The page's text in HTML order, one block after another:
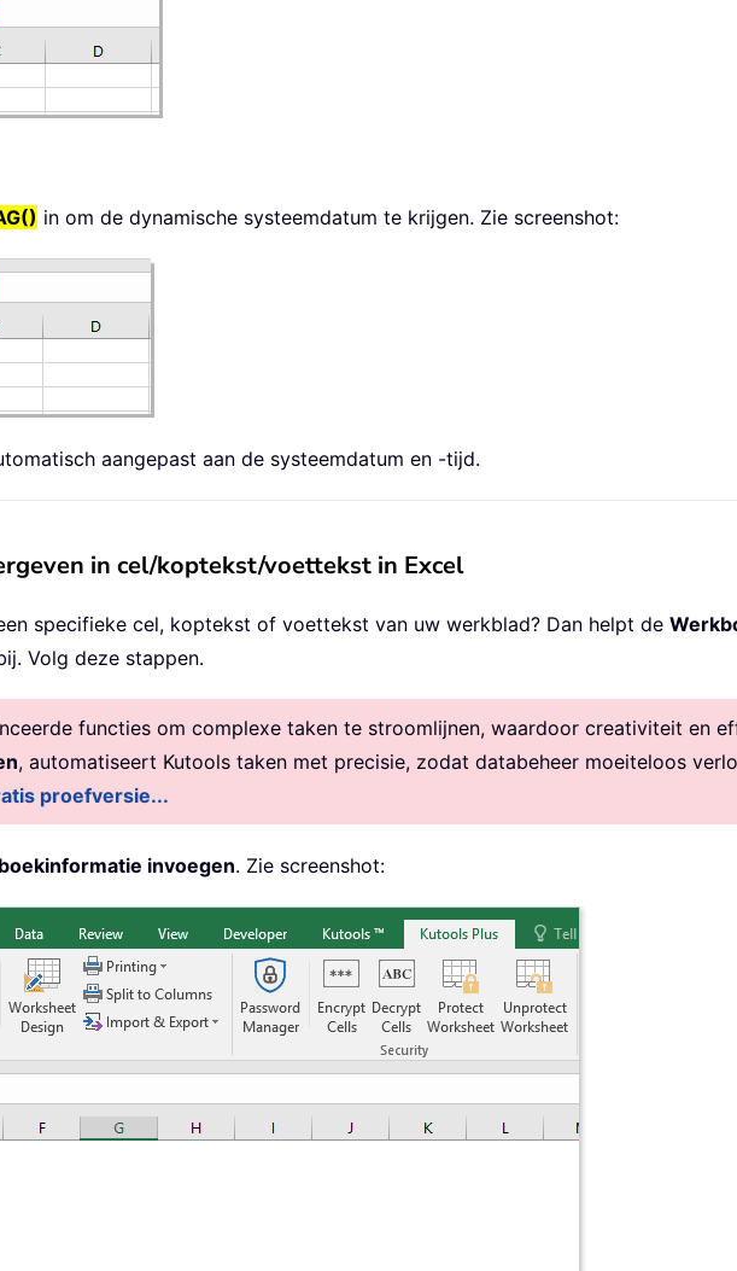
in om de dynamische systeemdatum te krijgen. Zie screenshot:
aangepast aan de systeemdatum en -tijd.
in cel/koptekst/voettekst in Excel
specifieke cel, koptekst of voettekst van uw werkblad? Dan helpt de
Volg deze stappen.
functies om complexe taken te stroomlijnen, waardoor creativiteit en
, automatiseert Kutools taken met precisie, zodat databeheer moeiteloos
proefversie...
invoegen. Zie screenshot: